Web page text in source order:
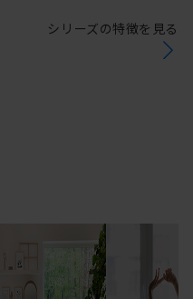
シリーズの特徴を見る